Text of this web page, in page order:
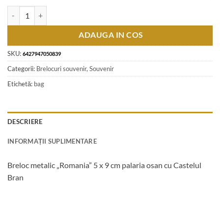
ADAUGA IN COS
SKU: 6427947050839
Categorii: Brelocuri souvenir, Souvenir
Etichetă: bag
DESCRIERE
INFORMAȚII SUPLIMENTARE
Breloc metalic „Romania” 5 x 9 cm palaria osan cu Castelul
Bran